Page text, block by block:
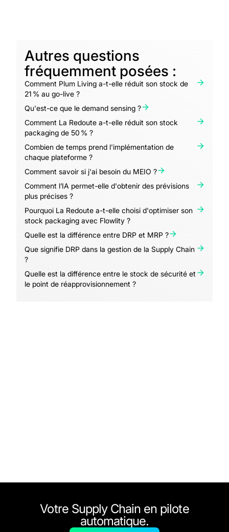
Autres questions
fréquemment posées :
Comment Plum Living a-t-elle réduit son stock de
21 % au go-live ?
Qu'est-ce que le demand sensing ?
Comment La Redoute a-t-elle réduit son stock
packaging de 50 % ?
Combien de temps prend l'implémentation de
chaque plateforme ?
Comment savoir si j'ai besoin du MEIO ?
Comment l’IA permet-elle d'obtenir des prévisions
plus précises ?
Pourquoi La Redoute a-t-elle choisi d'optimiser son
stock packaging avec Flowlity ?
Quelle est la différence entre DRP et MRP ?
Que signifie DRP dans la gestion de la Supply Chain
?
Quelle est la différence entre le stock de sécurité et
le point de réapprovisionnement ?
Votre Supply Chain en pilote
automatique.